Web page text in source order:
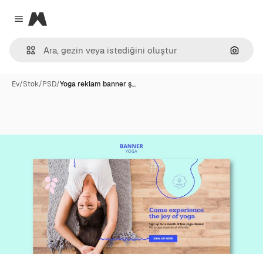
Close menu
Magnific
Ev/Stok/PSD/Yoga reklam banner ş…